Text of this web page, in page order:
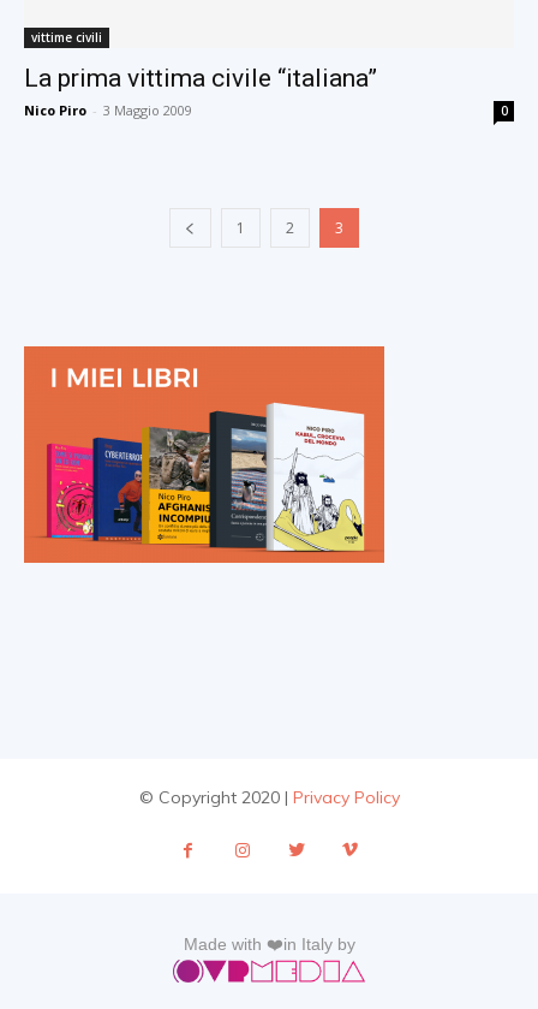
vittime civili
La prima vittima civile “italiana”
Nico Piro - 3 Maggio 2009 0
1 2 3
© Copyright 2020 | Privacy Policy
Made with ❤️in Italy by